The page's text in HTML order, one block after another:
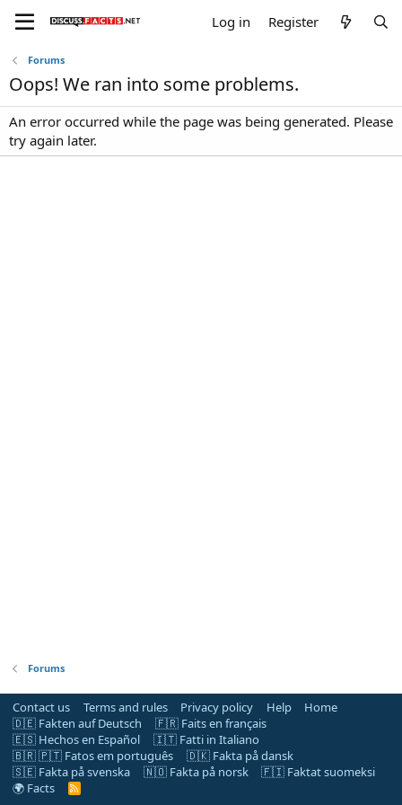
Log in Register
Forums
Oops! We ran into some problems.
An error occurred while the page was being generated. Please
try again later.
Forums
Contact us Terms and rules Privacy policy Help
Home
🇩🇪 Fakten auf Deutsch
🇫🇷 Faits en français
🇪🇸 Hechos en Español
🇮🇹 Fatti in Italiano
🇧🇷 🇵🇹 Fatos em português
🇩🇰 Fakta på dansk
🇸🇪 Fakta på svenska
🇳🇴 Fakta på norsk
🇫🇮 Faktat suomeksi
🌍 Facts
R